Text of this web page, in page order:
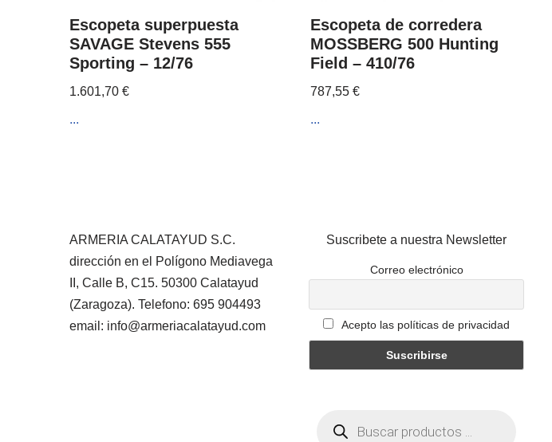
Escopeta superpuesta
SAVAGE Stevens 555
Sporting – 12/76
1.601,70 €
...
Escopeta de corredera
MOSSBERG 500 Hunting
Field – 410/76
787,55€
...
ARMERIA CALATAYUD S.C.
dirección en el Polígono Mediavega
II, Calle B, C15. 50300 Calatayud
(Zaragoza). Telefono: 695 904493
email: info@armeriacalatayud.com
Suscribete a nuestra Newsletter
Correo electrónico
Acepto las políticas de privacidad